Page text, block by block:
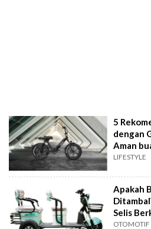
5
dengan
Aman
LIFESTYLE
Apakah
Selis
OTOMOTIF